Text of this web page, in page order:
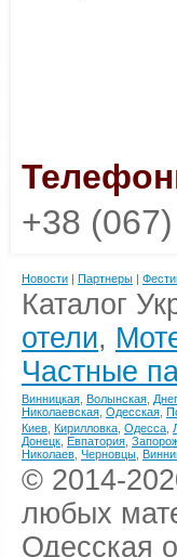
+38
Новости | Партнеры |
Каталог
отели,
Частные
Винницкая Волынская
Николаевская Одесская
Киев Кирилловка Одесса
Донецк Евпатория
Николаев Черновцы
© 2014-
любых
Одесская